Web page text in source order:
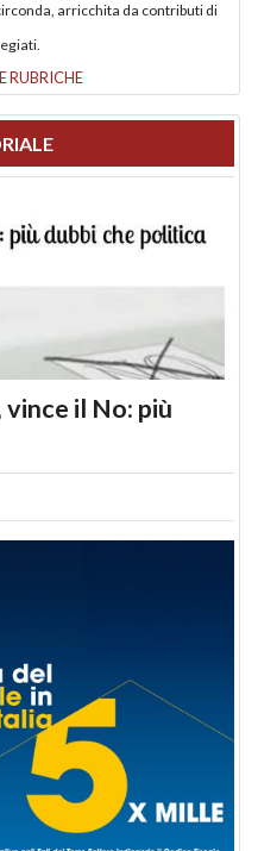
arricchita da contributi di
RUBRICHE
il No: più